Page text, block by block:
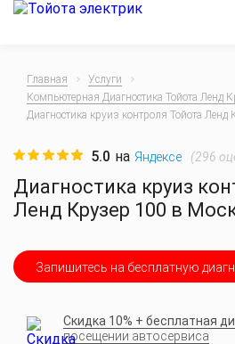
Главная
Услуги
Компьютерная Диагностика Тойота Ленд
Диагностика круиз контроля Тойота Ленд
Диагностика круиз
Ленд Крузер 100 в
5.0 на Яндексе (296
Запишитесь на бесплатную
Скидка 10% + бесплатная
посещении автосервиса